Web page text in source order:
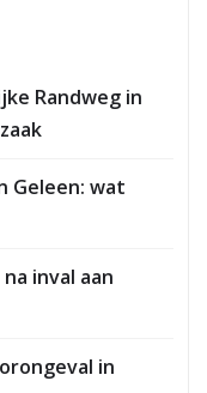
Randweg in
Geleen: wat
inval aan
in